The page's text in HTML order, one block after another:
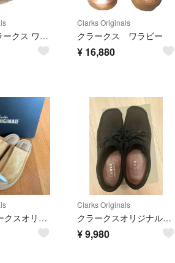
大人気✨クラークス ワラビー ブーツ 天然ゴム クレープソール スウェード 黒
Clarks Originals
クラークス ワラビー
¥ 16,880
新品 クラークスオリジナルス Wedge Slide ウェッジスライド
Clarks Originals
クラークスオリジナルズ ワラビー スエード メンズ 黒 25cm
¥9,980